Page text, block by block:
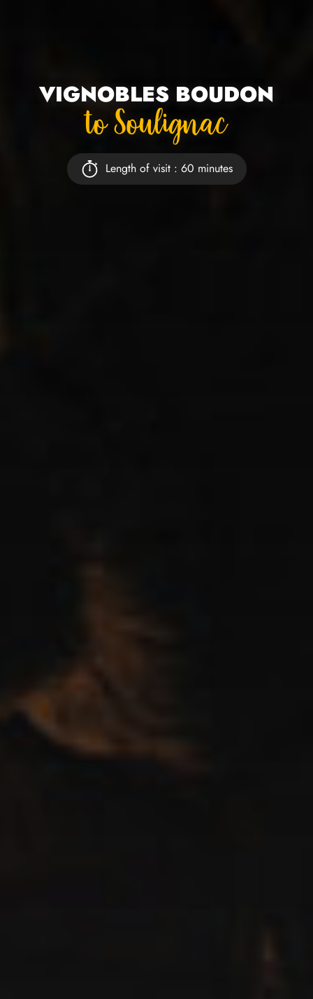
VIGNOBLES BOUDON
To Soulignac
Length of visit : 60 minutes